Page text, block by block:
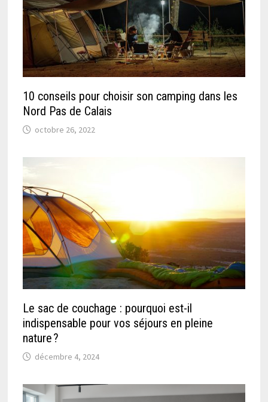
10 conseils pour choisir son camping dans les
Nord Pas de Calais
octobre 26, 2022
Le sac de couchage : pourquoi est-il
indispensable pour vos séjours en pleine
nature ?
décembre 4, 2024